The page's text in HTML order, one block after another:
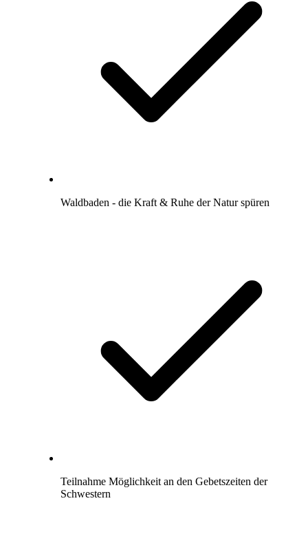
Waldbaden - die Kraft & Ruhe der Natur spüren
Teilnahme Möglichkeit an den Gebetszeiten der
Schwestern